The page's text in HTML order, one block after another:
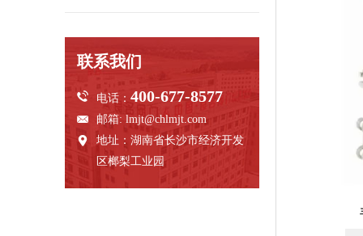
联系我们
电话： 400-677-8577
邮箱: lmjt@chlmjt.com
地址：湖南省长沙市经济开发
区榔梨工业园